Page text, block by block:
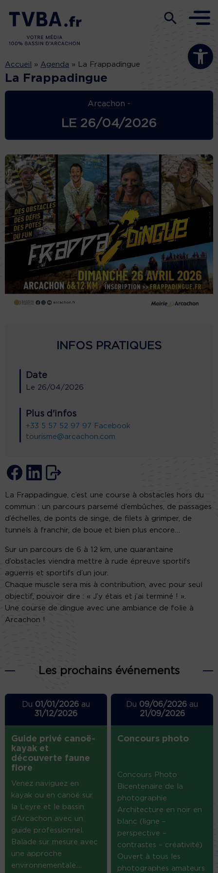
Ouvrir la
Accueil » Agenda » La Frappadingue
La Frappadingue
Arcachon -
LE 26/04/2026
INFOS PRATIQUES
Date
Le 26/04/2026
Plus d'infos
+33 5 57 52 97 97 Facebook
tourisme@arcachon.com
La Frappadingue, c’est une course à obstacles hors du
commun : un parcours parsemé d’embûches, de passages
d’échelles, de ponts de singe, de filets à grimper, de
tunnels à franchir, de boue et bien plus encore…
Sur un parcours de 6 à 12 km, une quarantaine
d’obstacles viendra mettre à rude épreuve sportifs
aguerris et sportifs d’un jour.
Chaque muscle sera mis à contribution, avec pour seul
objectif, pouvoir dire : « J’y étais et j’ai terminé ! ».
Une course de dingue avec une ambiance de folie à
Arcachon !
Les prochains événements
Du 01/01/2026au
31/12/2026
Guide privé canoë-
kayak et
découverte faune
flore
Venez naviguez en
kayak ou en canoë sur
la Leyre et le bassin
d’Arcachon avec un
guide professionnel.
Balade sur mesure avec
une approche
environnementale....
Du 09/06/2026 au
21/09/2026
Concours photo
Concours Photo
Bicentenaire de la
photographie
Architecture en noir en
blanc (ligne –
perspective –
contrastes – créativité)
Ouvert à tous les
photographes amateurs